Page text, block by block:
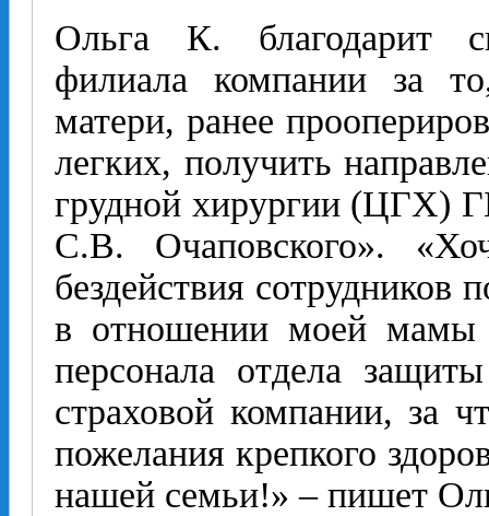
Ольга К. благодарит
филиала компании за
матери, ранее
легких, получить
грудной хирургии
С.В. Очаповского».
бездействия
в отношении моей мамы
персонала отдела
страховой компании, за
пожелания крепкого
нашей семьи!» – пишет